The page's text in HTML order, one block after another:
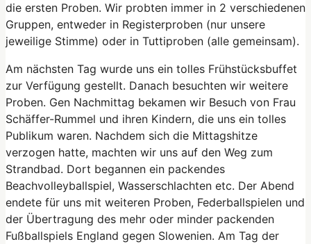
die ersten Proben. Wir probten immer in 2 verschiedenen
Gruppen, entweder in Registerproben (nur unsere
jeweilige Stimme) oder in Tuttiproben (alle gemeinsam).
Am nächsten Tag wurde uns ein tolles Frühstücksbuffet
zur Verfügung gestellt. Danach besuchten wir weitere
Proben. Gen Nachmittag bekamen wir Besuch von Frau
Schäffer-Rummel und ihren Kindern, die uns ein tolles
Publikum waren. Nachdem sich die Mittagshitze
verzogen hatte, machten wir uns auf den Weg zum
Strandbad. Dort begannen ein packendes
Beachvolleyballspiel, Wasserschlachten etc. Der Abend
endete für uns mit weiteren Proben, Federballspielen und
der Übertragung des mehr oder minder packenden
Fußballspiels England gegen Slowenien. Am Tag der